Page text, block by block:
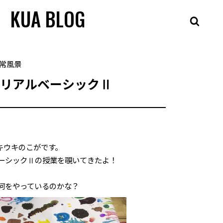
KUA BLOG
風景
アルベーシックⅡ
キのこがです。
シックⅡの授業を覗いてきたよ！
をやっているのかな？